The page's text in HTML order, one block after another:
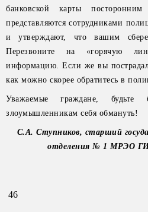
банковской карты
представляются сотрудниками
и утверждают, что вашим
Перезвоните на «горячую
информацию. Если же вы
как можно скорее обратитесь в
Уважаемые граждане,
злоумышленникам себя обмануть!
С.А. Ступников, старший
отделения № 1 МРЭО
46